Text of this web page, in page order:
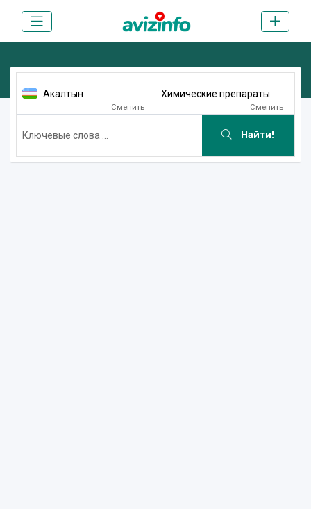
Акалтын
Сменить
Химические препараты
Сменить
Найти!